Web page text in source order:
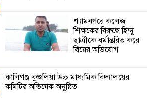
ইসলামের সবচেয়ে
বেশি ক্ষতি করেছে
জামায়াত: নুরুল হক
পাঁচ মাসে সরকারের দোষ দিচ্ছেন, আপনারা
শ্যামনগরে কলেজ
শিক্ষকের বিরুদ্ধে হিন্দু
ছাত্রীকে ধর্মান্তরিত করে
বিয়ের অভিযোগ
কালিগঞ্জ কুশুলিয়া উচ্চ মাধ্যমিক বিদ্যালয়ের
কমিটির অভিষেক অনুষ্ঠিত